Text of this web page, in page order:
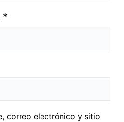
*
correo electrónico y sitio